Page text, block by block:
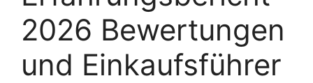
2026 Bewertungen
und Einkaufsführer